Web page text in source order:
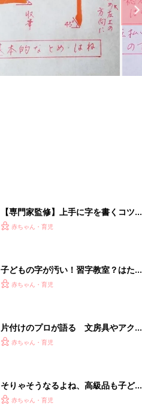
【専門家監修】上手に字を書くコツ
は？「永字八法」で練習しよう！
赤ちゃん・育児
子どもの字が汚い！習字教室？はたま
た、気持ちの問題!? どうすれば直る？
赤ちゃん・育児
片付けのプロが語る 文房具やアクセ
サリーなど 小物の代表カテゴリー・
赤ちゃん・育児
そりゃそうなるよね、高級品も子ども
にかかると…【御手洗直子のコマダム
赤ちゃん・育児